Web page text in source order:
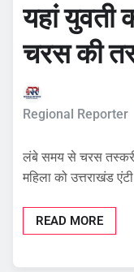
यहां युवती
चरस की
Regional Reporter
लंबे समय से चरस
महिला को उत्तराखंड
READ MORE